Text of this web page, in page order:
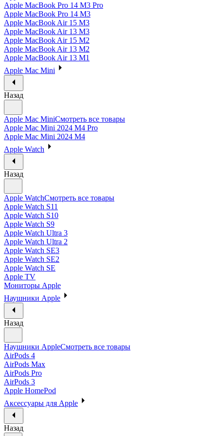
Apple MacBook Pro 14 M3 Pro
Apple MacBook Pro 14 M3
Apple MacBook Air 15 M3
Apple MacBook Air 13 M3
Apple MacBook Air 15 M2
Apple MacBook Air 13 M2
Apple MacBook Air 13 M1
Apple Mac Mini
Назад
Apple Mac MiniСмотреть все товары
Apple Mac Mini 2024 M4 Pro
Apple Mac Mini 2024 M4
Apple Watch
Назад
Apple WatchСмотреть все товары
Apple Watch S11
Apple Watch S10
Apple Watch S9
Apple Watch Ultra 3
Apple Watch Ultra 2
Apple Watch SE3
Apple Watch SE2
Apple Watch SE
Apple TV
Мониторы Apple
Наушники Apple
Назад
Наушники AppleСмотреть все товары
AirPods 4
AirPods Max
AirPods Pro
AirPods 3
Apple HomePod
Аксессуары для Apple
Назад